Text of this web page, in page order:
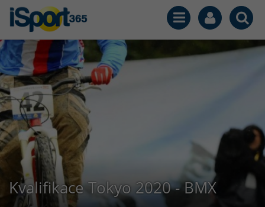
Kvalifikace Tokyo 2020 - BMX